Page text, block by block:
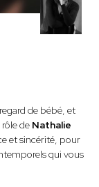
de bébé, et
de Nathalie
et sincérité, pour
qui vous